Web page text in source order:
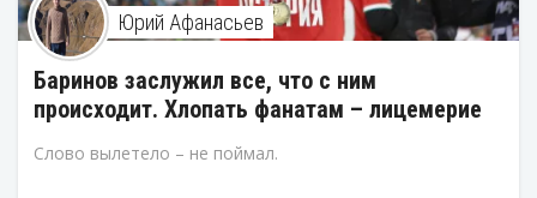
Юрий Афанасьев
Баринов заслужил все, что с ним
происходит. Хлопать фанатам – лицемерие
Слово вылетело – не поймал.